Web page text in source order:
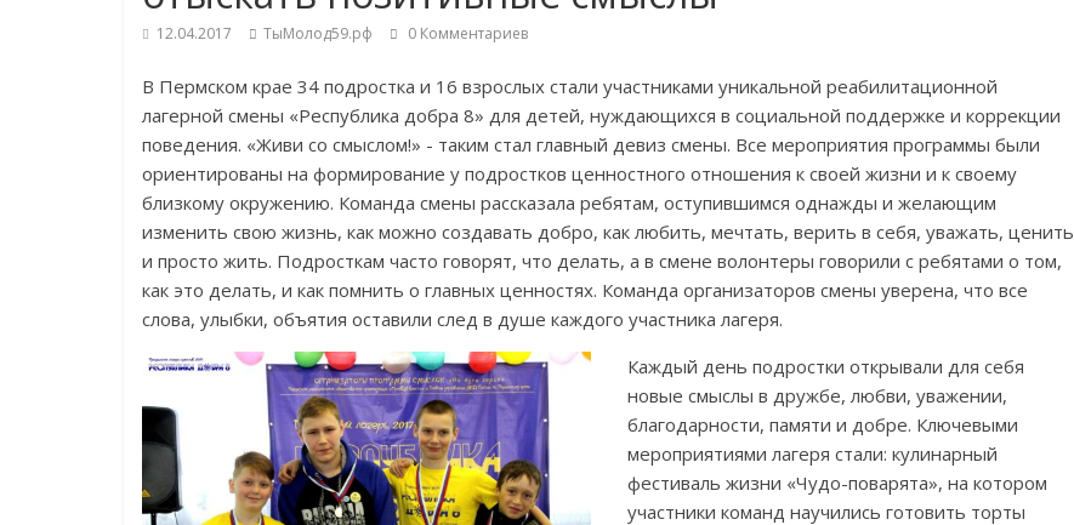
12.04.2017 ТыМолод59.рф 0 Комментариев
В Пермском крае 34 подростка и 16 взрослых стали участниками уникальной реабилитационной
лагерной смены «Республика добра 8» для детей, нуждающихся в социальной поддержке и коррекции
поведения. «Живи со смыслом!» - таким стал главный девиз смены. Все мероприятия программы были
ориентированы на формирование у подростков ценностного отношения к своей жизни и к своему
близкому окружению. Команда смены рассказала ребятам, оступившимся однажды и желающим
изменить свою жизнь, как можно создавать добро, как любить, мечтать, верить в себя, уважать, ценить
и просто жить. Подросткам часто говорят, что делать, а в смене волонтеры говорили с ребятами о том,
как это делать, и как помнить о главных ценностях. Команда организаторов смены уверена, что все
слова, улыбки, объятия оставили след в душе каждого участника лагеря.
Каждый день подростки открывали для себя
новые смыслы в дружбе, любви, уважении,
благодарности, памяти и добре. Ключевыми
мероприятиями лагеря стали: кулинарный
фестиваль жизни «Чудо-поварята», на котором
участники команд научились готовить торты